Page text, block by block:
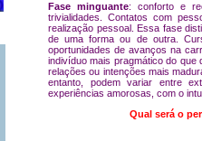
Fase minguante: conforto e
trivialidades. Contatos com
realização pessoal. Essa fase
de uma forma ou de outra.
oportunidades de avanços na
indivíduo mais pragmático do que
relações ou intenções mais
entanto, podem variar entre
experiências amorosas, com o
Qual será o